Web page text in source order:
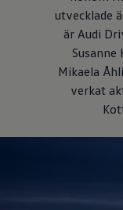
utvecklade
är Audi
Mikaela
verkat